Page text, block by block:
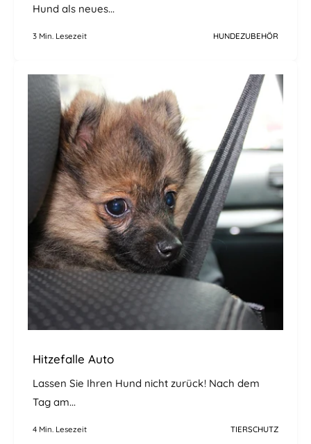
Hund als neues...
3 Min. Lesezeit HUNDEZUBEHÖR
Hitzefalle Auto
Lassen Sie Ihren Hund nicht zurück! Nach dem
Tag am...
4 Min. Lesezeit TIERSCHUTZ